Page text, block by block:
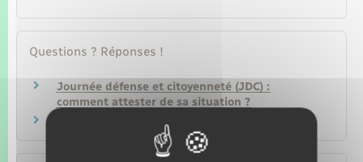
Questions ? Réponses !
Journée défense et citoyenneté (JDC) :
comment attester de sa situation ?
Que peut faire un jeune avant 18 ans ?